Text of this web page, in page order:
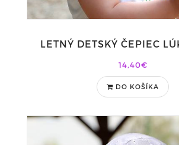
LETNÝ DETSKÝ ČEPIEC
14,40€
DO KOŠÍKA